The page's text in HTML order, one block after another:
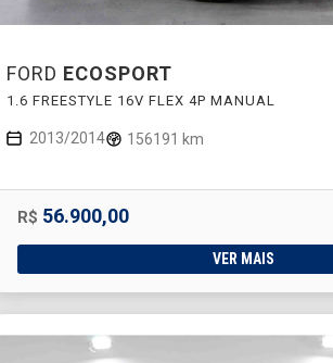
FORD ECOSPORT
1.6 FREESTYLE 16V FLEX 4P MANUAL
2013/2014 156191 km
R$ 56.900,00
VER MAIS